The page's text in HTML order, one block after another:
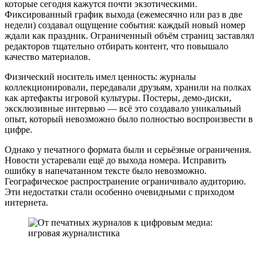
которые сегодня кажутся почти экзотическими.
Фиксированный график выхода (ежемесячно или раз в две
недели) создавал ощущение события: каждый новый номер
ждали как праздник. Ограниченный объём страниц заставлял
редакторов тщательно отбирать контент, что повышало
качество материалов.
Физический носитель имел ценность: журналы
коллекционировали, передавали друзьям, хранили на полках
как артефакты игровой культуры. Постеры, демо-диски,
эксклюзивные интервью — всё это создавало уникальный
опыт, который невозможно было полностью воспроизвести в
цифре.
Однако у печатного формата были и серьёзные ограничения.
Новости устаревали ещё до выхода номера. Исправить
ошибку в напечатанном тексте было невозможно.
Географическое распространение ограничивало аудиторию.
Эти недостатки стали особенно очевидными с приходом
интернета.